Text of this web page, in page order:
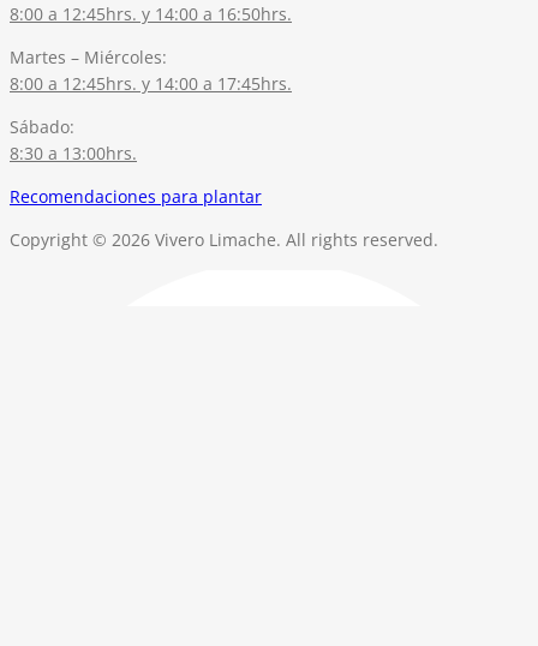
8:00 a 12:45hrs. y 14:00 a 16:50hrs.
Martes – Miércoles:
8:00 a 12:45hrs. y 14:00 a 17:45hrs.
Sábado:
8:30 a 13:00hrs.
Recomendaciones para plantar
Copyright © 2026 Vivero Limache. All rights reserved.